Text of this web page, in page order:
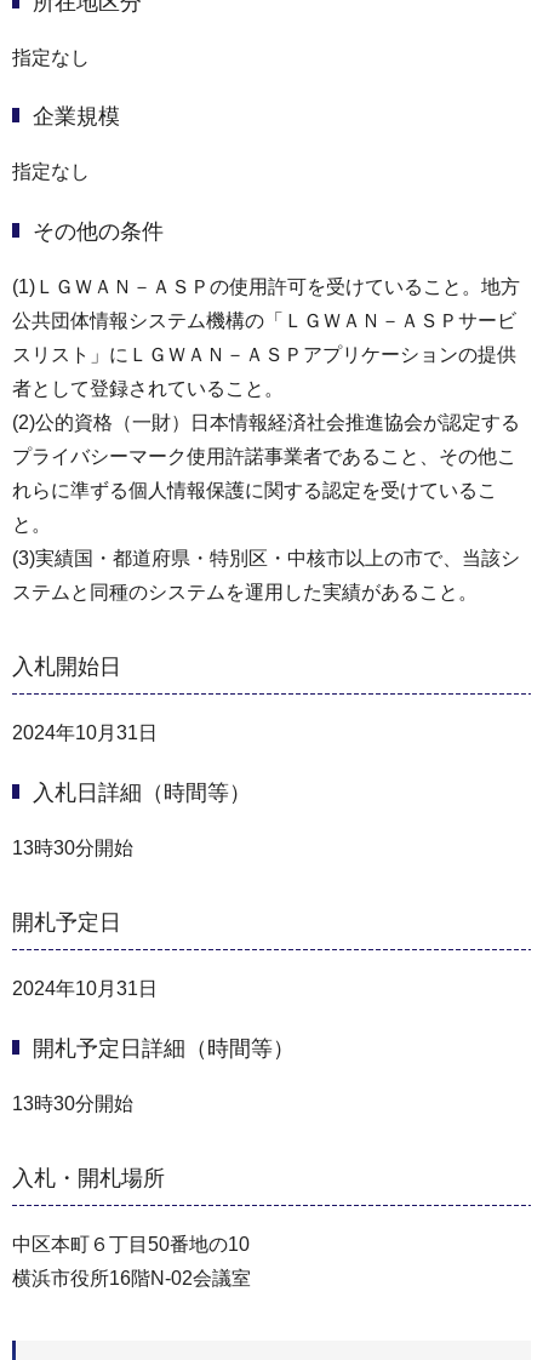
指定なし
企業規模
指定なし
その他の条件
(1)ＬＧＷＡＮ－ＡＳＰの使用許可を受けていること。地方
公共団体情報システム機構の「ＬＧＷＡＮ－ＡＳＰサービ
スリスト」にＬＧＷＡＮ－ＡＳＰアプリケーションの提供
者として登録されていること。
(2)公的資格（一財）日本情報経済社会推進協会が認定する
プライバシーマーク使用許諾事業者であること、その他こ
れらに準ずる個人情報保護に関する認定を受けているこ
と。
(3)実績国・都道府県・特別区・中核市以上の市で、当該シ
ステムと同種のシステムを運用した実績があること。
入札開始日
2024年10月31日
入札日詳細（時間等）
13時30分開始
開札予定日
2024年10月31日
開札予定日詳細（時間等）
13時30分開始
入札・開札場所
中区本町６丁目50番地の10
横浜市役所16階N-02会議室